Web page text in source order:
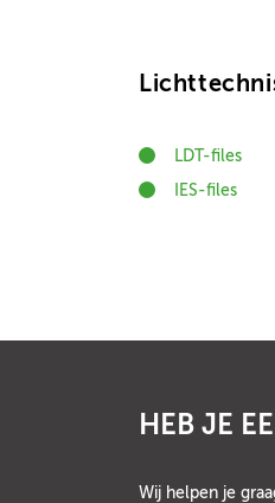
LDT-files
IES-files
HEB JE
Wij helpen je